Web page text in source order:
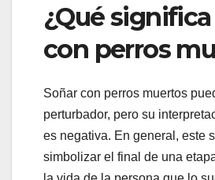
¿Qué
con perros
Soñar con perros muertos
perturbador, pero su
es negativa. En general, este
simbolizar el final de una